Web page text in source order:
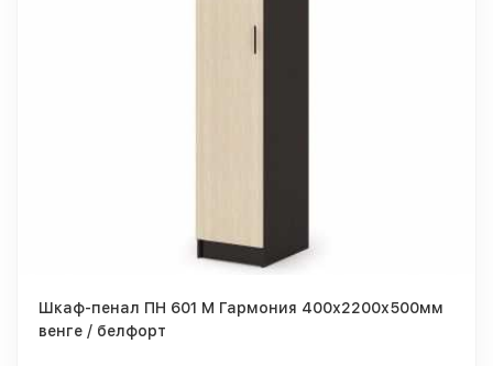
Шкаф-пенал ПН 601 М Гармония 400х2200х500мм
венге / белфорт